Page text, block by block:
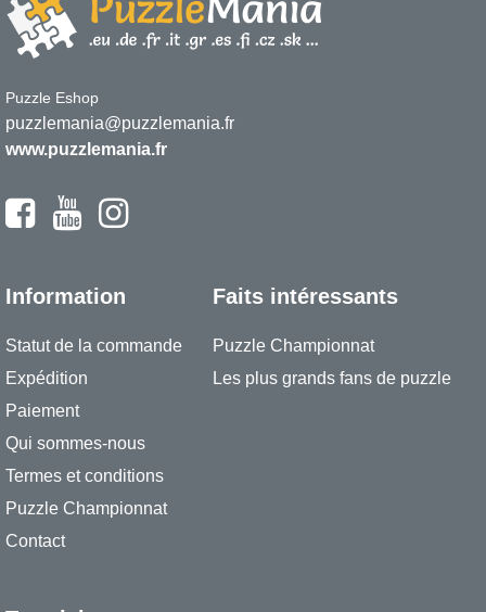
Puzzle Eshop
puzzlemania@puzzlemania.fr
www.puzzlemania.fr
Information
Statut de la commande
Expédition
Paiement
Qui sommes-nous
Termes et conditions
Puzzle Championnat
Contact
Faits intéressants
Puzzle Championnat
Les plus grands fans de puzzle